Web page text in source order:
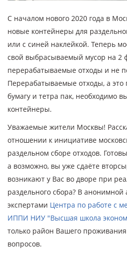
С началом нового 2020 года в
новые контейнеры для
или с синей наклейкой. Теперь
свой выбрасываемый мусор на 2
перерабатываемые отходы и не
Перерабатываемые отходы, а это
бумагу и тетра пак, необходимо
контейнеры.
Уважаемые жители Москвы!
отношении к инициативе
раздельном сборе отходов.
а возможно, вы уже сдаёте
возникают у Вас во дворе при
раздельного сбора? В анонимной
экспертами Центра по работе с
ИППИ НИУ "Высшая школа
только район Вашего
вопросов.